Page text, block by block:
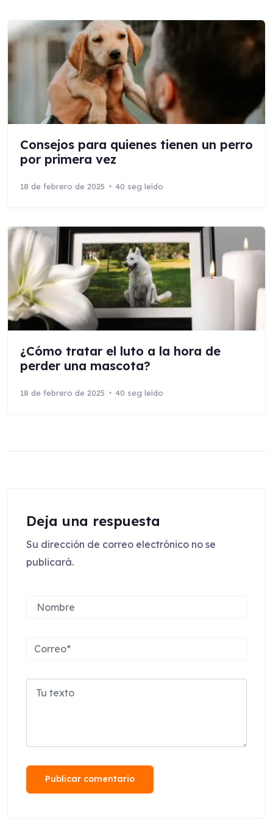
Consejos para quienes tienen un perro
por primera vez
18 de febrero de 2025 40 seg leído
¿Cómo tratar el luto a la hora de
perder una mascota?
18 de febrero de 2025 40 seg leído
Deja una respuesta
Su dirección de correo electrónico no se
publicará.